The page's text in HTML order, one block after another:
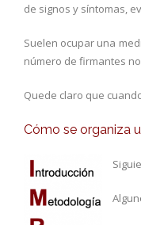
de signos y síntomas,
Suelen ocupar una
número de firmantes
Quede claro que
Cómo se organiza